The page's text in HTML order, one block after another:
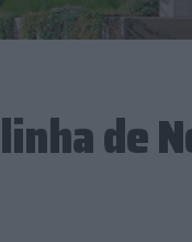
de